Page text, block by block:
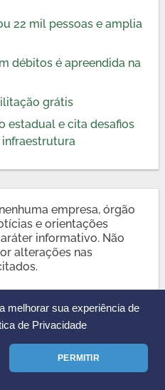
melhorar sua experiência de
de Privacidade
PERMITIR
22 mil pessoas e amplia
débitos é apreendida na
grátis
estadual e cita desafios
infraestrutura
empresa, órgão
e orientações
informativo. Não
alterações nas
© 2026.